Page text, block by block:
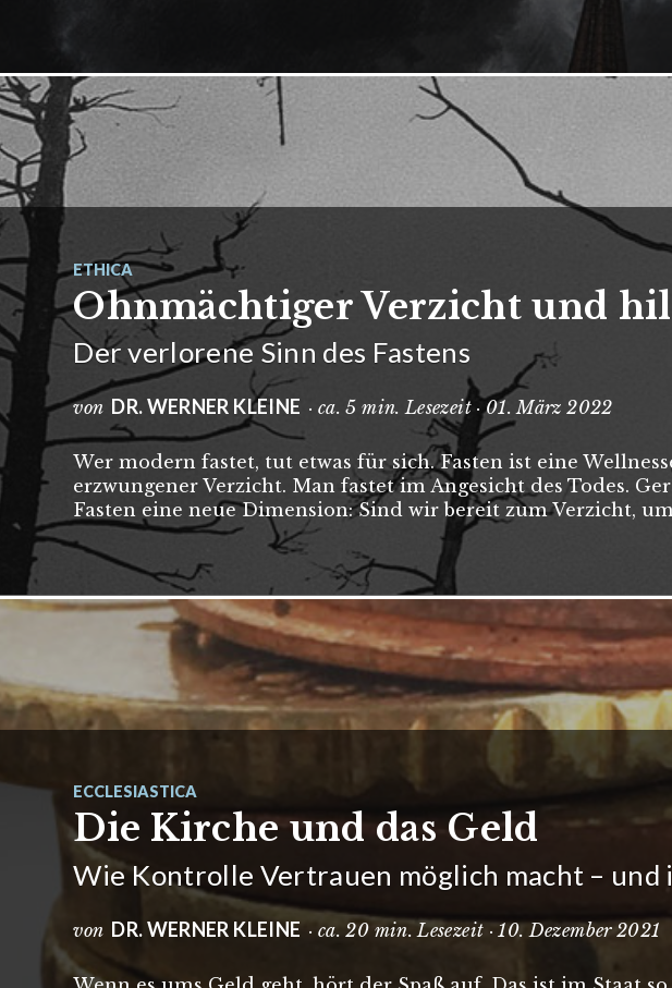
ETHICA
Ohnmächtiger Verzicht und
Der verlorene Sinn des Fastens
von DR. WERNER KLEINE · ca. 5 min. Lesezeit · 01. März 2022
Wer modern fastet, tut etwas für sich. Fasten ist eine
erzwungener Verzicht. Man fastet im Angesicht des Todes.
Fasten eine neue Dimension: Sind wir bereit zum Verzicht,
ECCLESIASTICA
Die Kirche und das Geld
Wie Kontrolle Vertrauen möglich macht –
von DR. WERNER KLEINE · ca. 20 min. Lesezeit · 10. Dezember 2021